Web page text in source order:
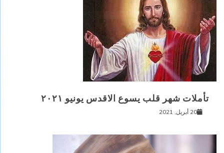
تأملات شهر قلب يسوع الاقدس يونيو ٢٠٢١
20 أبريل, 2021